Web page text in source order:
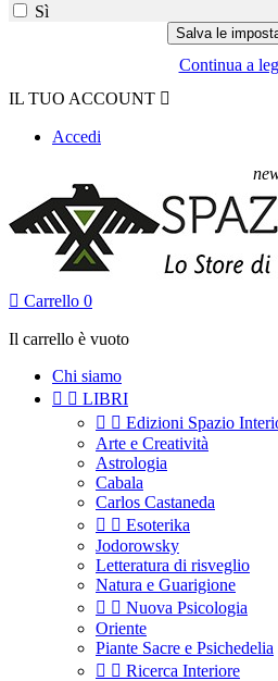
Sì
Continua a
IL TUO ACCOUNT 
Accedi
 Carrello 0
Il carrello è vuoto
Chi siamo
  LIBRI
  Edizioni Spazio
Arte e Creatività
Astrologia
Cabala
Carlos Castaneda
  Esoterika
Jodorowsky
Letteratura di risveglio
Natura e Guarigione
  Nuova Psicologia
Oriente
Piante Sacre e Psichedelia
  Ricerca Interiore